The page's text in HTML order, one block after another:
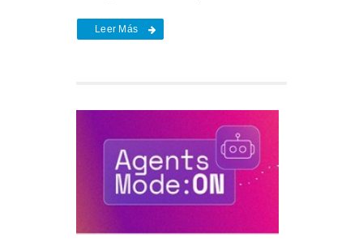
Leer Más